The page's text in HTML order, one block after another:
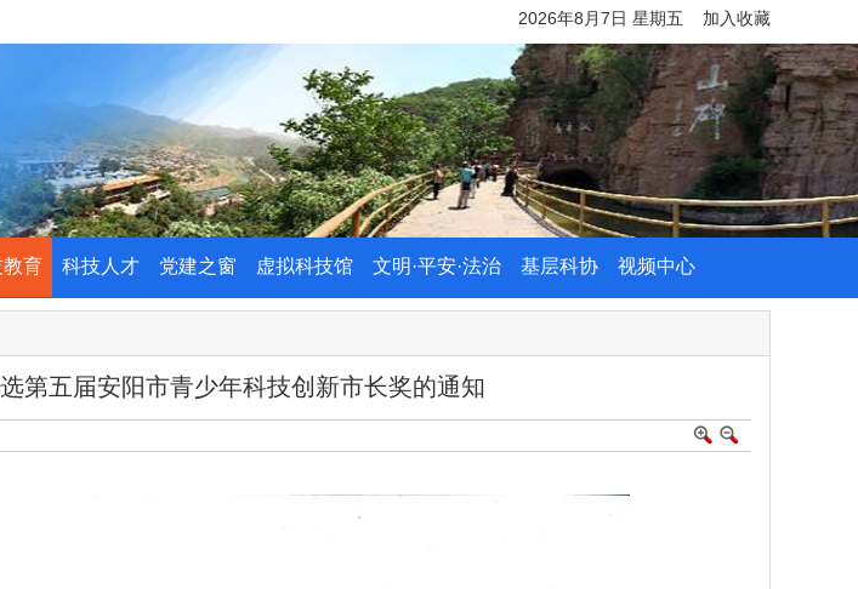
2026年8月7日 星期五 加入收藏
育 科技人才 党建之窗 虚拟科技馆 文明·平安·法治 基层科协 视频中心
第五届安阳市青少年科技创新市长奖的通知